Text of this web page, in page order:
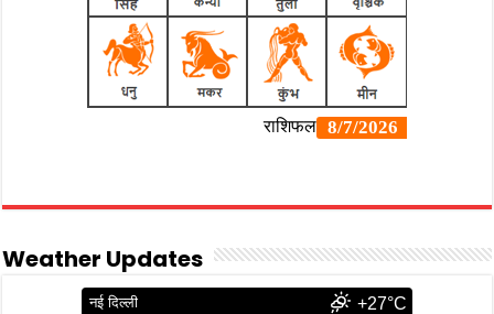
Weather Updates
नई दिल्ली +27°C